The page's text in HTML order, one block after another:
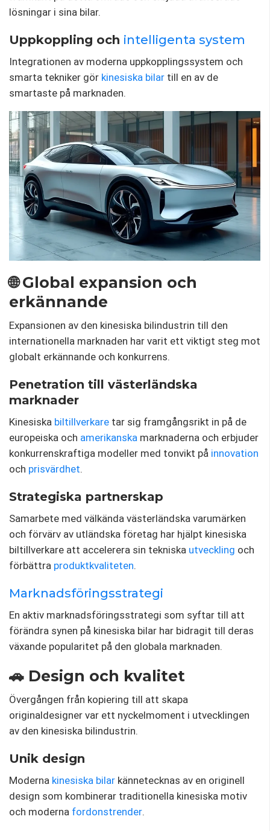
lösningar i sina bilar.
Uppkoppling och intelligenta system
Integrationen av moderna uppkopplingssystem och
smarta tekniker gör kinesiska bilar till en av de
smartaste på marknaden.
🌐 Global expansion och
erkännande
Expansionen av den kinesiska bilindustrin till den
internationella marknaden har varit ett viktigt steg mot
globalt erkännande och konkurrens.
Penetration till västerländska
marknader
Kinesiska biltillverkare tar sig framgångsrikt in på de
europeiska och amerikanska marknaderna och erbjuder
konkurrenskraftiga modeller med tonvikt på innovation
och prisvärdhet.
Strategiska partnerskap
Samarbete med välkända västerländska varumärken
och förvärv av utländska företag har hjälpt kinesiska
biltillverkare att accelerera sin tekniska utveckling och
förbättra produktkvaliteten.
Marknadsföringsstrategi
En aktiv marknadsföringsstrategi som syftar till att
förändra synen på kinesiska bilar har bidragit till deras
växande popularitet på den globala marknaden.
🚗 Design och kvalitet
Övergången från kopiering till att skapa
originaldesigner var ett nyckelmoment i utvecklingen
av den kinesiska bilindustrin.
Unik design
Moderna kinesiska bilar kännetecknas av en originell
design som kombinerar traditionella kinesiska motiv
och moderna fordonstrender.